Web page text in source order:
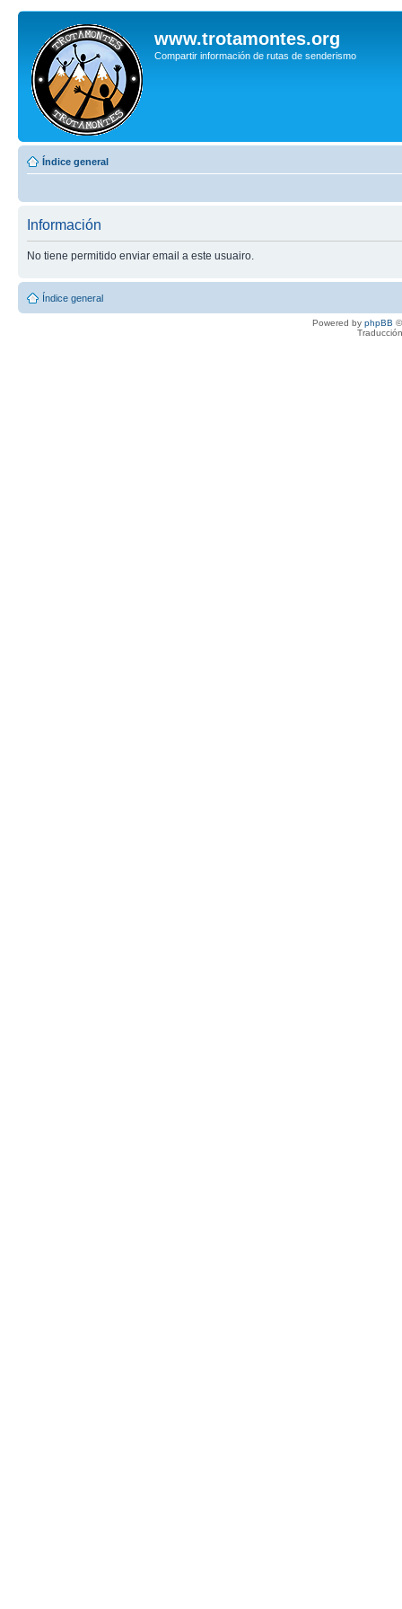
www.trotamontes.org
Compartir información de rutas de senderismo
Índice general
Información
No tiene permitido enviar email a este usuairo.
Índice general
Powered by phpBB